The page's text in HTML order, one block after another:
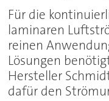
Für die
laminaren
reinen
Lösungen
Hersteller
dafür den